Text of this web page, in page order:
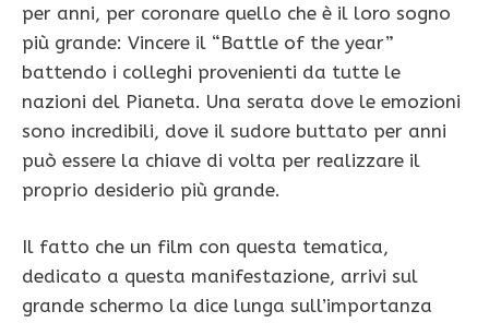
per anni, per coronare quello che è il loro sogno
più grande: Vincere il “Battle of the year”
battendo i colleghi provenienti da tutte le
nazioni del Pianeta. Una serata dove le emozioni
sono incredibili, dove il sudore buttato per anni
può essere la chiave di volta per realizzare il
proprio desiderio più grande.
Il fatto che un film con questa tematica,
dedicato a questa manifestazione, arrivi sul
grande schermo la dice lunga sull’importanza